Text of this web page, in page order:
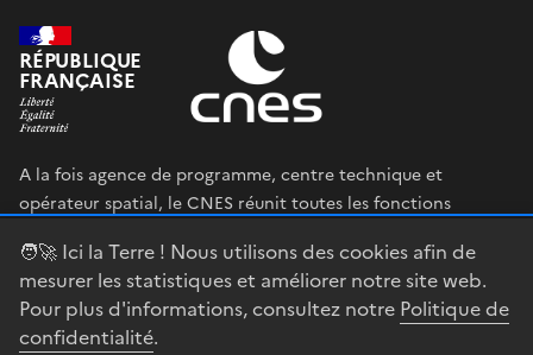
🧑‍🚀 Ici la Terre ! Nous utilisons des cookies afin de
mesurer les statistiques et améliorer notre site web.
Pour plus d'informations, consultez notre Politique de
confidentialité.
RÉPUBLIQUE
FRANÇAISE
A la fois agence de programme, centre technique et
opérateur spatial, le CNES réunit toutes les fonctions
en œuvre sa stratégie spatiale.
legifrance.gouv.fr gouvernement.fr